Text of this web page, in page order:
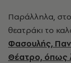
Παράλληλα,
θεατράκι το
Φασουλής,
Θέατρο, όπως